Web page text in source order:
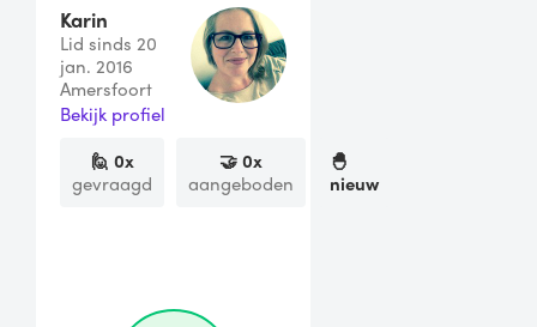
Karin
Lid sinds 20
jan. 2016
Amersfoort
Bekijk profiel
🙋 0x
gevraagd
🤝0x
aangeboden
🐣
nieuw